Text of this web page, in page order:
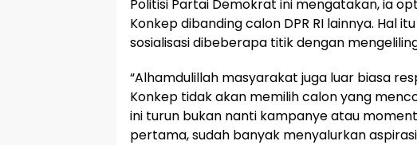
Politisi Partai Demokrat ini mengatakan, ia
Konkep dibanding calon DPR RI lainnya. Hal
sosialisasi dibeberapa titik dengan
“Alhamdulillah masyarakat juga luar biasa
Konkep tidak akan memilih calon yang
ini turun bukan nanti kampanye atau
pertama, sudah banyak menyalurkan